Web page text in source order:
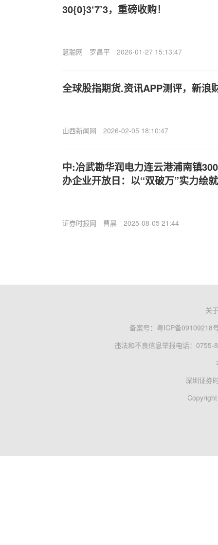
30{0}3‘7’3，重磅收购！
慧聪网 罗昌平 2026-01-27 15:13:47
全球股指期货.资讯APP测评，新浪
山西新闻网 2026-02-05 18:10:47
中:冶武勘华润电力连云港浦南镇
办企业开放日：以“双破万”实力绘
证券时报网 曹晨 2025-08-05 21:44
关
备案号： 粤ICP备09109218
违法和不良信息举报电话：0755-
深圳证券